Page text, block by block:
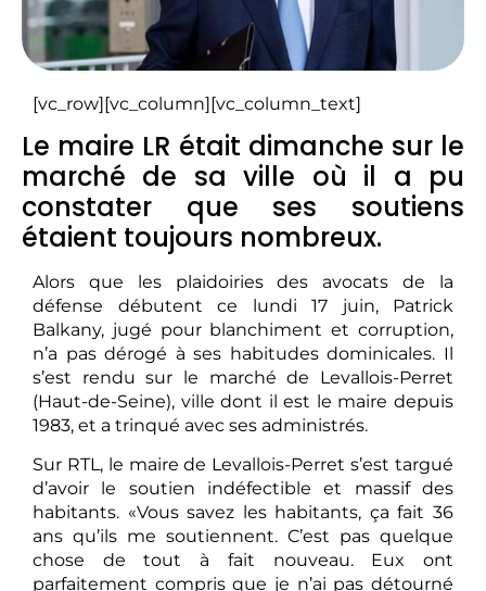
[vc_row][vc_column][vc_column_text]
Le maire LR était dimanche sur le
marché de sa ville où il a pu
constater que ses soutiens
étaient toujours nombreux.
Alors que les plaidoiries des avocats de la
défense débutent ce lundi 17 juin, Patrick
Balkany, jugé pour blanchiment et corruption,
n’a pas dérogé à ses habitudes dominicales. Il
s’est rendu sur le marché de Levallois-Perret
(Haut-de-Seine), ville dont il est le maire depuis
1983, et a trinqué avec ses administrés.
Sur RTL, le maire de Levallois-Perret s’est targué
d’avoir le soutien indéfectible et massif des
habitants. «Vous savez les habitants, ça fait 36
ans qu’ils me soutiennent. C’est pas quelque
chose de tout à fait nouveau. Eux ont
parfaitement compris que je n’ai pas détourné